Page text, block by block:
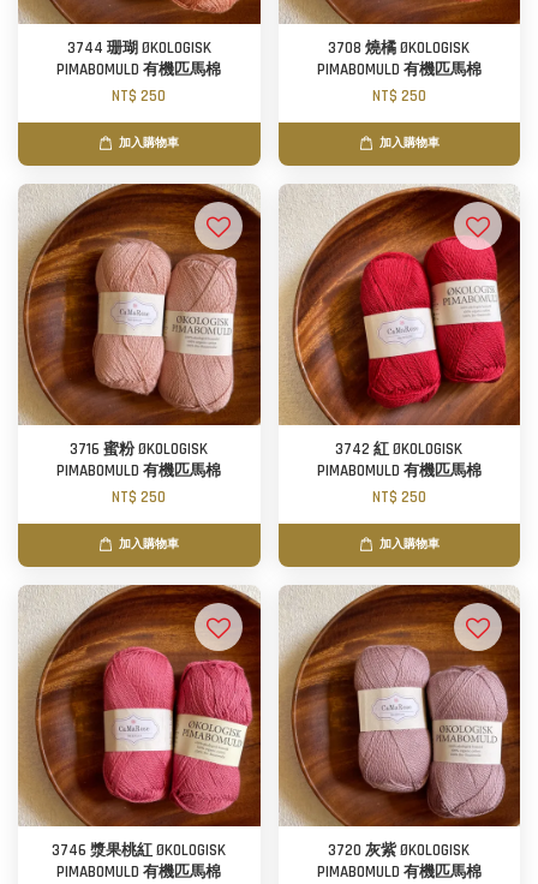
3744 珊瑚 ØKOLOGISK
PIMABOMULD 有機匹馬棉
NT$ 250
加入購物車
3708 燒橘 ØKOLOGISK
PIMABOMULD 有機匹馬棉
NT$ 250
加入購物車
3716 蜜粉 ØKOLOGISK
PIMABOMULD 有機匹馬棉
NT$ 250
加入購物車
3742 紅 ØKOLOGISK
PIMABOMULD 有機匹馬棉
NT$ 250
加入購物車
3746 漿果桃紅 ØKOLOGISK
PIMABOMULD 有機匹馬棉
3720 灰紫 ØKOLOGISK
PIMABOMULD 有機匹馬棉